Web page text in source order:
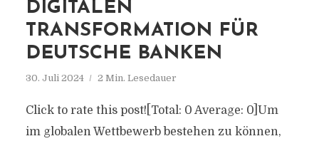
DIGITALEN
TRANSFORMATION FÜR
DEUTSCHE BANKEN
30. Juli 2024 2 Min. Lesedauer
Click to rate this post![Total: 0 Average: 0]Um
im globalen Wettbewerb bestehen zu können,